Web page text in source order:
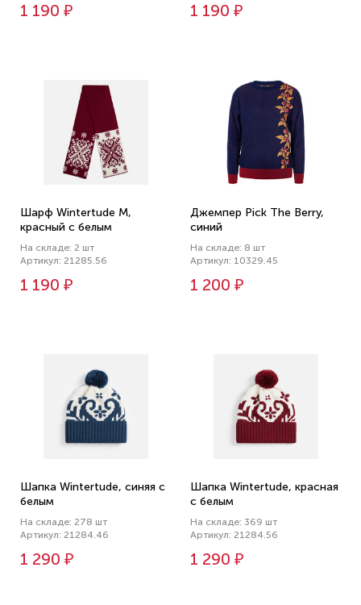
1 190 ₽ 1 190 ₽
Шарф Wintertude M,
красный с белым
На складе: 2 шт
Артикул: 21285.56
1 190 ₽
Джемпер Pick The Berry,
синий
На складе: 8 шт
Артикул: 10329.45
1 200 ₽
Шапка Wintertude, синяя с
белым
На складе: 278 шт
Артикул: 21284.46
1 290 ₽
Шапка Wintertude, красная
с белым
На складе: 369 шт
Артикул: 21284.56
1 290 ₽